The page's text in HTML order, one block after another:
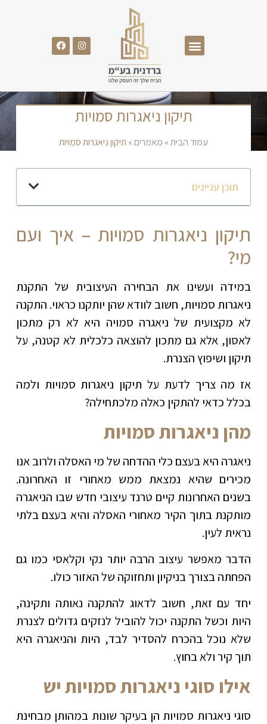
תיקון ניאגרות סמויות
עמוד הבית» מאמרים » תיקון ניאגרות סמויות
תוכן עניינים
תיקון ניאגרות סמויות – איך ועם
מי?
במידה ועשינו את הבחירה העיצובית של התקנת
ניאגרות סמויות, חשוב לוודא שהן יותקנו כראוי. התקנה
לא מקצועית של ניאגרה סמויה היא לא רק מתכון
לאסון, אלא גם מתכון להוצאה כלכלית לא קטנה, על
תיקון ושיפוץ הצנרת.
אז מה צריך לדעת על תיקון ניאגרות סמויות ולמה
בכלל כדאי להתקין כאלה מלכתחילה?
מהן ניאגרות סמויות
ניאגרה היא בעצם כלי ההדחה של מי האסלה ולרוב אנו
מכירים שהיא נמצאת ממש מאחורי זו האחרונה.
בשנים האחרונות קיים טרנד עיצובי חדש שבו הניאגרה
מותקנת בתוך הקיר מאחורי האסלה והיא בעצם בלתי
נראית לעין.
הדבר מאפשר עיצוב הרבה יותר נקי וקלאסי כמו גם
הפחתה בצורך בניקיון ותחזוקה של האזור כולו.
יחד עם זאת, חשוב לדאוג להתקנה נאותה ותקינה,
היות וכשל התקנה יכול להוביל לנזקים גדולים לצנרת
שלא נוכל בהכרח להסדיר לבד, היות והניאגרה היא
תוך קיר ולא בחוץ.
אילו סוגי ניאגרות סמויות יש
סוגי ניאגרות סמויות הן בעיקר שונות במהותן מבחינת